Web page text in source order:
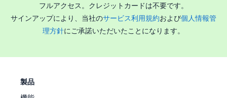
フルアクセス。クレジットカードは不要です。
サインアップにより、当社のサービス利用規約および個人情報管
理方針にご承諾いただいたことになります。
製品